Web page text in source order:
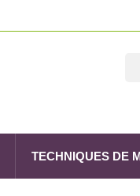
TECHNIQUES DE